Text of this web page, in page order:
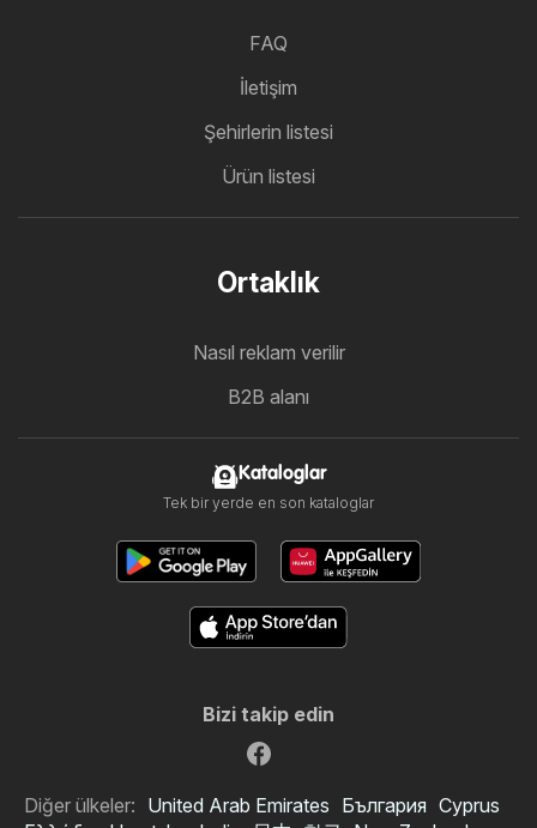
FAQ
İletişim
Şehirlerin listesi
Ürün listesi
Ortaklık
Nasıl reklam verilir
B2B alanı
Kataloglar
Tek bir yerde en son kataloglar
Bizi takip edin
Diğer ülkeler: United Arab Emirates България Cyprus